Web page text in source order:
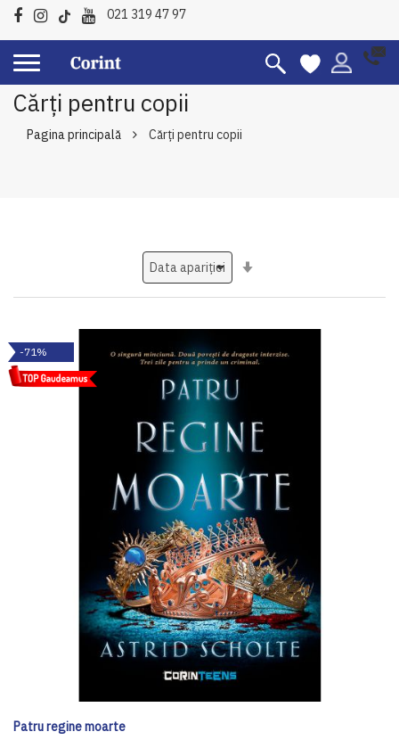
021 319 47 97
Cărți pentru copii
Pagina principală Cărți pentru copii
-71%
Patru regine moarte